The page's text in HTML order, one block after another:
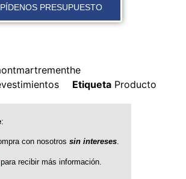
PÍDENOS PRESUPUESTO
Etiqueta Producto
:
con nosotros sin intereses.
para recibir más información.